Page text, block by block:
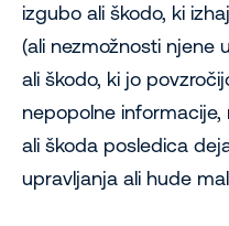
izgubo ali škodo, ki
(ali nezmožnosti njene
ali škodo, ki jo
nepopolne
ali škoda posledica
upravljanja ali hude